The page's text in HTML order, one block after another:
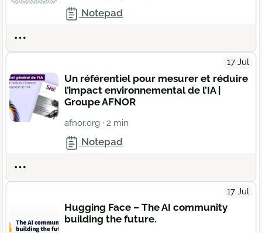
Notepad
17 Jul
Un référentiel pour mesurer et réduire
l’impact environnemental de l’IA |
Groupe AFNOR
afnor.org · 2 min
Notepad
17 Jul
Hugging Face – The AI community
building the future.